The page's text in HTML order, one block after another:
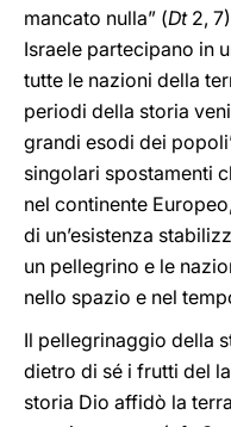
mancato nulla” (Dt2,
Israele partecipano in
tutte le nazioni della
periodi della storia
grandi esodi dei
singolari spostamenti
nel continente
di un’esistenza
un pellegrino e le
nello spazio e nel
Il pellegrinaggio della
dietro di sé i frutti del
storia Dio affidò la